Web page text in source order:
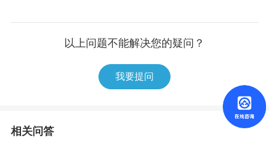
以上问题不能解决您的疑问？
我要提问
相关问答